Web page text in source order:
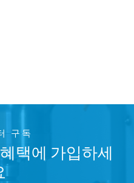
구독
택에 가입하세